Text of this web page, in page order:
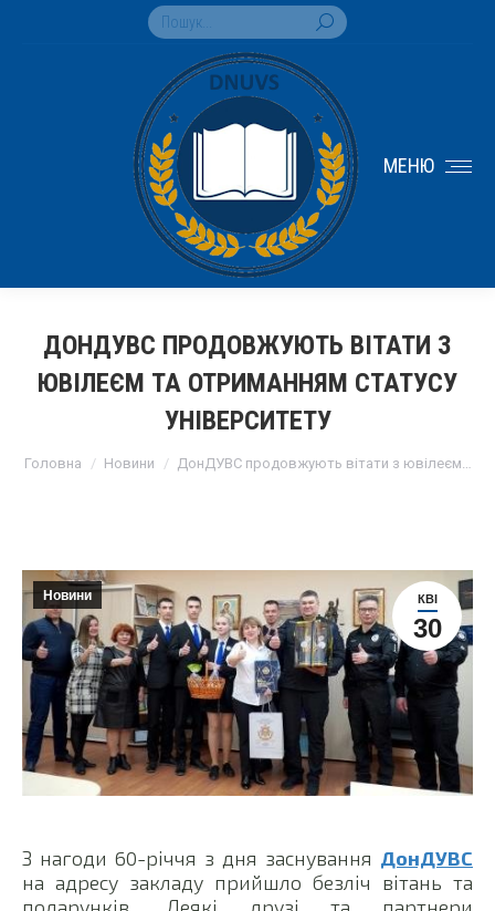
Search:
МЕНЮ
ДОНДУВС ПРОДОВЖУЮТЬ ВІТАТИ З
ЮВІЛЕЄМ ТА ОТРИМАННЯМ СТАТУСУ
УНІВЕРСИТЕТУ
Головна Новини ДонДУВС продовжують вітати з ювілеєм…
КВІ
30
Новини
З нагоди 60-річчя з дня заснування ДонДУВС
на адресу закладу прийшло безліч вітань та